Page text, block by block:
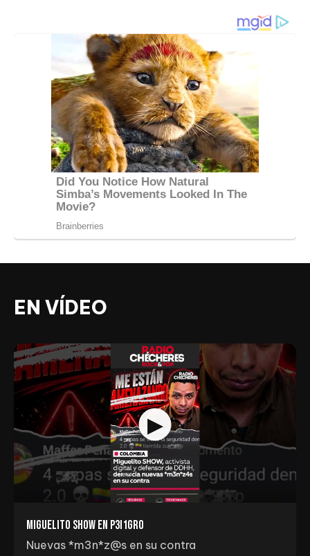
EN VÍDEO
Miguelito Show en p3I1gr0
Nuevas *m3n*z@s en su contra